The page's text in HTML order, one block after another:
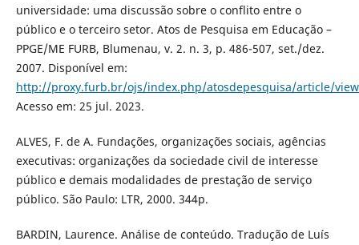
universidade: uma discussão sobre o conflito entre o
público e o terceiro setor. Atos de Pesquisa em Educação –
PPGE/ME FURB, Blumenau, v. 2. n. 3, p. 486-507, set./dez.
2007. Disponível em:
http://proxy.furb.br/ojs/index.php/atosdepesquisa/article/
Acesso em: 25 jul. 2023.
ALVES, F. de A. Fundações, organizações sociais, agências
executivas: organizações da sociedade civil de interesse
público e demais modalidades de prestação de serviço
público. São Paulo: LTR, 2000. 344p.
BARDIN, Laurence. Análise de conteúdo. Tradução de Luís